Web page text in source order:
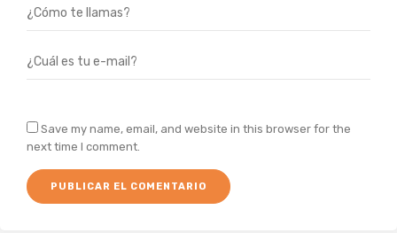
Save my name, email, and website in this browser for the
next time I comment.